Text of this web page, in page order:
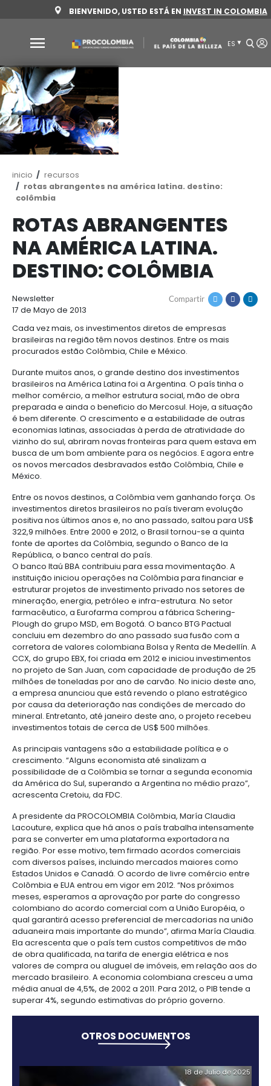
al
contenido
principal
BIENVENIDO, USTED ESTÁ ENINVEST
Por
qué
Colombia
Sectores
para
invertir
Sectores
para
invertir
Agroindustria
y
alimentos
y
alimentos
Alimentos
procesados
y
derivados
Forestal
Frutas
y
verduras
Energía
Energía
renovable
Hidrógeno
verde
Salud
y
ciencias
Salud
y
ciencias
Cosméticos
y
cuidado
Farmacéutica
Infraestructura
Infraestructura
Agua
y
saneamiento
Infraestructura
social
Manufacturas
Manufacturas
Aeronáutica
Astilleros
Automotriz
Materiales
de
construcción
Tecnología
y
creatividad
Tecnología
y
creatividad
Audiovisual
Centros
de
servicios
compartidos
Data
centers
Outsourcing
de
servicios
-
BPO
Software
&
TI
Otros
sectores
Otros
sectores
Agroquímicos
Infraestructura
en
turismo
Logística
Moda
y
textiles
Cómo
invertir
Cómo
invertir
1.
Régimen
de
la
inversión
extranjera
2.
Régimen
corporativo
3.
Cumplimiento
y
gobierno
corporativo
4.
Derecho
laboral
y
migratorio
5.
con
el
estado
6.
Propiedad
intelectual
7.
Impuestos,
aduanas
y
comercio
exterior
Régimen
Recursos
Recursos
Acompañamiento
Buscador
de
oportunidades
Buscador
de
oportunidades
Inversionista
Empresario
colombiano
Directorio
de
servicios
Recursos
de
información
Mapa
de
proyectos
por
región
Oportunidades
de
Inversión
Contacto
Ruta
de
navegación
inicio
recursos
rotas abrangentes na américa latina.
colômbia
ROTAS
NA AMÉRICA
DESTINO: COLÔMBIA
Newsletter Compartir
17 de Mayo de 2013
Cada vez mais, os investimentos diretos de
brasileiras na região têm novos destinos. Entre os
procurados estão Colômbia, Chile e México.
Durante muitos anos, o grande destino dos
brasileiros na América Latina foi a Argentina. O
melhor comércio, a melhor estrutura social, mão
preparada e ainda o beneficio do Mercosul. Hoje,
é bem diferente. O crescimento e a estabilidade
economias latinas, associadas à perda de
vizinho do sul, abriram novas fronteiras para quem
busca de um bom ambiente para os negócios. E
os novos mercados desbravados estão Colômbia,
México.
Entre os novos destinos, a Colômbia vem
investimentos diretos brasileiros no país tiveram
positiva nos últimos anos e, no ano passado, saltou
322,9 milhões. Entre 2000 e 2012, o Brasil tornou-se
fonte de aportes da Colômbia, segundo o Banco
República, o banco central do país.
O banco Itaú BBA contribuiu para essa
instituição iniciou operações na Colômbia para
mineração, energia, petróleo e infra-estrutura. No
farmacêutico, a Eurofarma comprou a fábrica
Plough do grupo MSD, em Bogotá. O banco BTG
concluiu em dezembro do ano passado sua fusão
CCX, do grupo EBX, foi criada em 2012 e iniciou
no projeto de San Juan, com capacidade de
milhões de toneladas por ano de carvão. No inicio
a empresa anunciou que está revendo o plano
por causa da deterioração nas condições de
mineral. Entretanto, até janeiro deste ano, o
investimentos totais de cerca de US$ 500 milhões.
As principais vantagens são a estabilidade política
crescimento. “Alguns economista até sinalizam a
possibilidade de a Colômbia se tornar a segunda
da América do Sul, superando a Argentina no
acrescenta Cretoiu, da FDC.
Lacouture, explica que há anos o país trabalha
para se converter em uma plataforma
região. Por esse motivo, tem firmado acordos
com diversos países, incluindo mercados maiores